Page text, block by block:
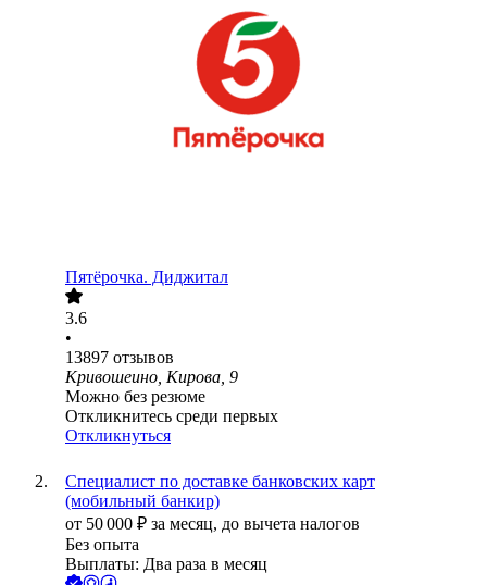
Пятёрочка. Диджитал
3.6
•
13897 отзывов
Кривошеино, Кирова, 9
Можно без резюме
Откликнитесь среди первых
Откликнуться
Специалист по доставке банковских карт
(мобильный банкир)
от 50 000 ₽ за месяц, до вычета налогов
Без опыта
Выплаты: Два раза в месяц